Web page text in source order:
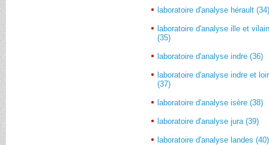
laboratoire d'analyse hérault
laboratoire d'analyse ille et
(35)
laboratoire d'analyse indre (36)
laboratoire d'analyse indre et
(37)
laboratoire d'analyse isère (38)
laboratoire d'analyse jura (39)
laboratoire d'analyse landes (40)